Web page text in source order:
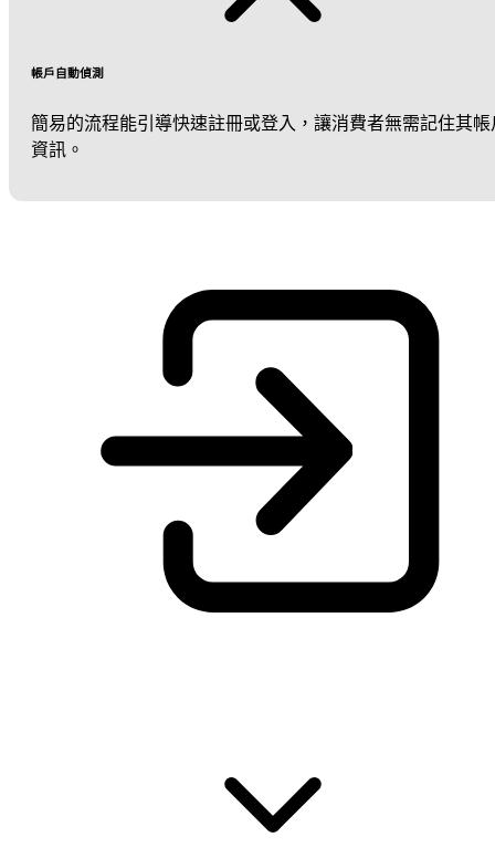
帳戶自動偵測
簡易的流程能引導快速註冊或登入，讓消費者無需記住其帳
資訊。